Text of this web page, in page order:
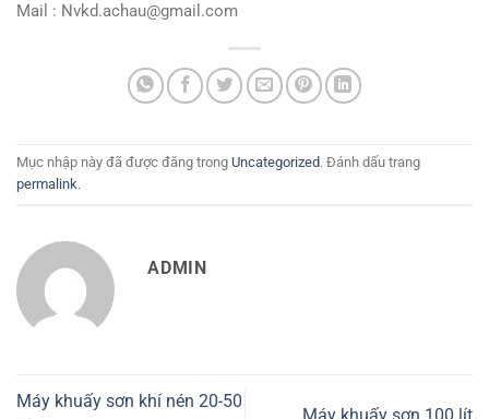
Mail : Nvkd.achau@gmail.com
Mục nhập này đã được đăng trong Uncategorized. Đánh dấu trang
permalink.
ADMIN
Máy khuấy sơn khí nén 20-50
Máy khuấy sơn 100 lít